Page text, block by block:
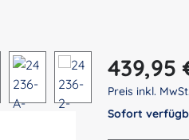
Regulärer
439,95
Preis inkl.
Sofort